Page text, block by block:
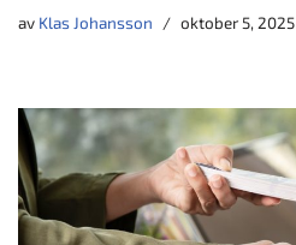
av Klas Johansson oktober 5, 2025